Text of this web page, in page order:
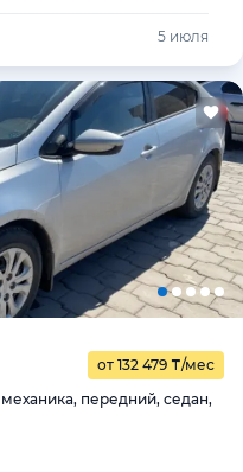
5 июля
от 132 479 ₸/мес
механика, передний, седан,